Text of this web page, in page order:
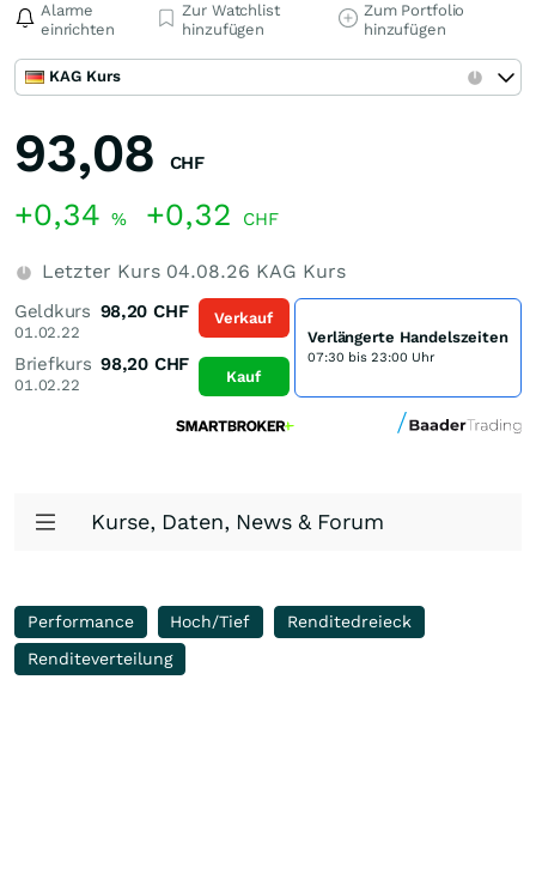
Alarme
einrichten
Zur Watchlist
hinzufügen
Zum Portfolio
hinzufügen
KAG Kurs
93,08 CHF
+0,34 % +0,32 CHF
Letzter Kurs 04.08.26 KAG Kurs
Geldkurs
01.02.22
98,20 CHF
Briefkurs
01.02.22
98,20 CHF
Verkauf
Kauf
Verlängerte Handelszeiten
07:30 bis 23:00 Uhr
Kurse, Daten, News & Forum
Performance Hoch/Tief
Renditedreieck
Renditeverteilung